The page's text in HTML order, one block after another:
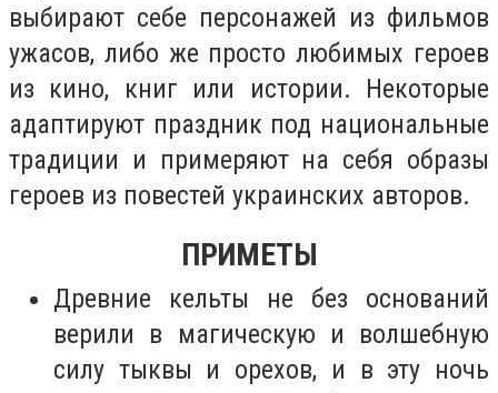
выбирают себе персонажей из фильмов
ужасов, либо же просто любимых героев
из кино, книг или истории. Некоторые
адаптируют праздник под национальные
традиции и примеряют на себя образы
героев из повестей украинских авторов.
ПРИМЕТЫ
Древние кельты не без оснований
верили в магическую и волшебную
силу тыквы и орехов, и в эту ночь